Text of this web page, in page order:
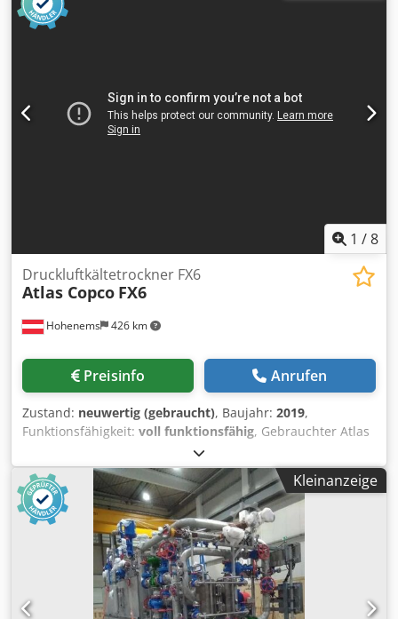
Gerne nehmen wir Ihr Fahrzeug in Zahlung. Finanzierung /
Leasing auch ohne Anzahlung möglich! Sie haben noch
1 /8
Hohenems 426 km
Druckluftkältetrockner FX6
Atlas Copco FX6
Preisinfo Anrufen
Zustand: neuwertig (gebraucht), Baujahr: 2019,
Funktionsfähigkeit: voll funktionsfähig, Gebrauchter Atlas
Copco FX6 Kältetrockner Credezrtbijpfx Am Hef 2,34
m3/min 14 bar Baujahr: 2019
Kleinanzeige